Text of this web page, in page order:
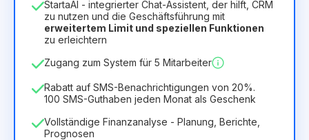
Dauer der Lizenz
12 Months(Rabatt -25%) Vorteilhaft
8.99€ 6.29€ /Monat
StartaAI - integrierter Chat-Assistent, der hilft, CRM
zu nutzen und die Geschäftsführung mit
erweitertem Limit und speziellen Funktionen
zu erleichtern
Zugang zum System für 5 Mitarbeiter
Rabatt auf SMS-Benachrichtigungen von 20%.
100 SMS-Guthaben jeden Monat als Geschenk
Vollständige Finanzanalyse - Planung, Berichte,
Prognosen